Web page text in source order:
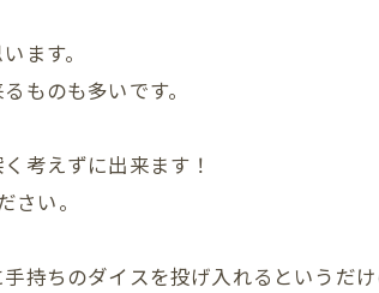
ます。
ものも多いです。
考えずに出来ます！
さい。
持ちのダイスを投げ入れるというだけ